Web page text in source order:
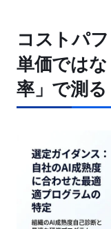
コストパ
単価では
率」で測る